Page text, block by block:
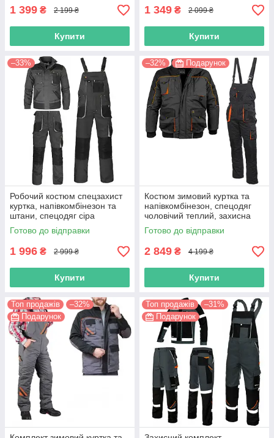
1 399 ₴ 2 199 ₴
Купити
1 349 ₴ 2 099 ₴
Купити
–33%
Робочий костюм спецзахист
куртка, напівкомбінезон та
штани, спецодяг сіра
чоловіча, захисна спецівка,
польша
Готово до відправки
1 996 ₴ 2 999 ₴
Купити
–32% Подарунок
Костюм зимовий куртка та
напівкомбінезон, спецодяг
чоловічий теплий, захисна
утеплена роба на зиму,
польша
Готово до відправки
2 849 ₴ 4 199 ₴
Купити
Топ продажів
–32%
Подарунок
Топ продажів
–31%
Подарунок